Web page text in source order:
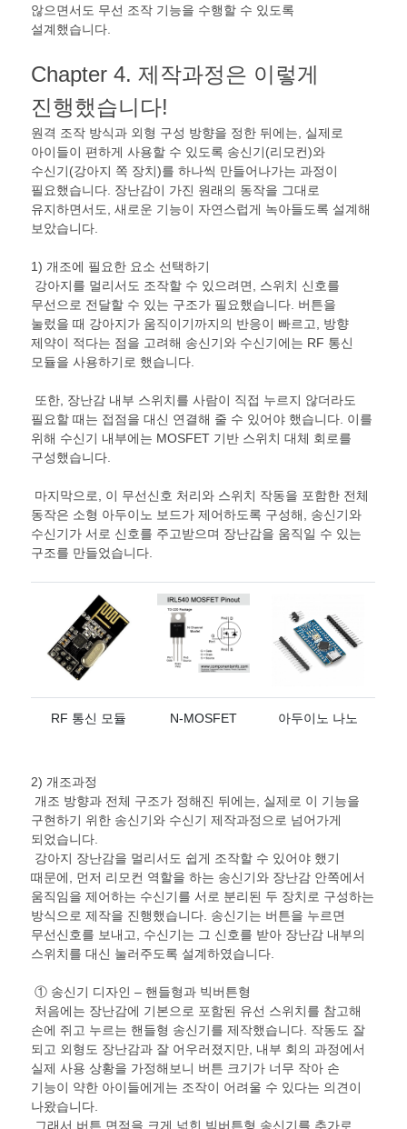
않으면서도 무선 조작 기능을 수행할 수 있도록
설계했습니다.
Chapter 4.제작과정은 이렇게
진행했습니다!
원격 조작 방식과 외형 구성 방향을 정한 뒤에는, 실제로
아이들이 편하게 사용할 수 있도록 송신기(리모컨)와
수신기(강아지 쪽 장치)를 하나씩 만들어나가는 과정이
필요했습니다. 장난감이 가진 원래의 동작을 그대로
유지하면서도,새로운 기능이 자연스럽게 녹아들도록 설계해
보았습니다.
1)개조에 필요한 요소 선택하기
강아지를 멀리서도 조작할 수 있으려면, 스위치 신호를
무선으로 전달할 수 있는 구조가 필요했습니다. 버튼을
눌렀을 때 강아지가 움직이기까지의 반응이 빠르고, 방향
제약이 적다는 점을 고려해 송신기와 수신기에는 RF 통신
모듈을 사용하기로 했습니다.
또한, 장난감 내부 스위치를 사람이 직접 누르지 않더라도
필요할 때는 접점을 대신 연결해 줄 수 있어야 했습니다. 이를
위해 수신기 내부에는 MOSFET 기반 스위치 대체 회로를
구성했습니다.
마지막으로, 이 무선신호 처리와 스위치 작동을 포함한 전체
동작은 소형 아두이노 보드가 제어하도록 구성해, 송신기와
수신기가 서로 신호를 주고받으며 장난감을 움직일 수 있는
구조를 만들었습니다.
RF 통신 모듈 N-MOSFET 아두이노 나노
2)개조과정
개조 방향과 전체 구조가 정해진 뒤에는, 실제로 이 기능을
구현하기 위한 송신기와 수신기 제작과정으로 넘어가게
되었습니다.
강아지 장난감을 멀리서도 쉽게 조작할 수 있어야 했기
때문에, 먼저 리모컨 역할을 하는 송신기와 장난감 안쪽에서
움직임을 제어하는 수신기를 서로 분리된 두 장치로 구성하는
방식으로 제작을 진행했습니다. 송신기는 버튼을 누르면
무선신호를 보내고, 수신기는 그 신호를 받아 장난감 내부의
스위치를 대신 눌러주도록 설계하였습니다.
① 송신기 디자인 – 핸들형과 빅버튼형
처음에는 장난감에 기본으로 포함된 유선 스위치를 참고해
손에 쥐고 누르는 핸들형 송신기를 제작했습니다. 작동도 잘
되고 외형도 장난감과 잘 어우러졌지만, 내부 회의 과정에서
실제 사용 상황을 가정해보니 버튼 크기가 너무 작아 손
기능이 약한 아이들에게는 조작이 어려울 수 있다는 의견이
나왔습니다.
그래서 버튼 면적을 크게 넓힌 빅버튼형 송신기를 추가로